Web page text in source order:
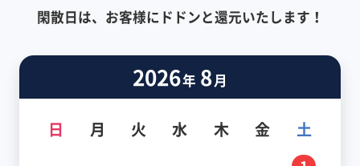
閑散日は、お客様にドドンと還元いたします！
2026年 8月
日 月 火 水 木 金 土